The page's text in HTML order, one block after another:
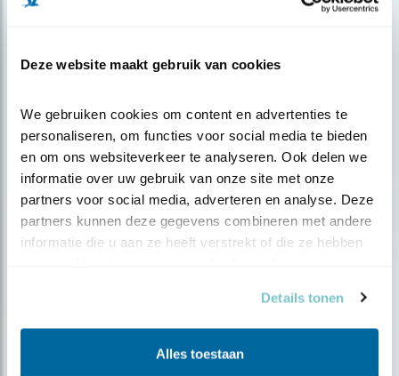
Deze website maakt gebruik van cookies
We gebruiken cookies om content en advertenties te
personaliseren, om functies voor social media te bieden
en om ons websiteverkeer te analyseren. Ook delen we
informatie over uw gebruik van onze site met onze
partners voor social media, adverteren en analyse. Deze
partners kunnen deze gegevens combineren met andere
informatie die u aan ze heeft verstrekt of die ze hebben
Details tonen
Alles toestaan
over vogels en activiteiten van Vogelbescherming.